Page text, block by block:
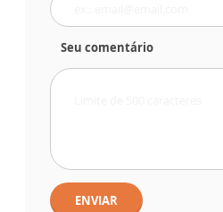
Seu comentário
ENVIAR